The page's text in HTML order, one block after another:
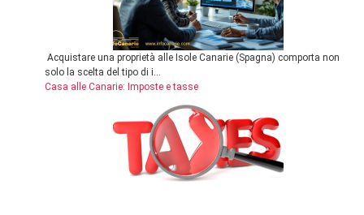
Acquistare una proprietà alle Isole Canarie (Spagna) comporta non
solo la scelta del tipo di i...
Casa alle Canarie: Imposte e tasse